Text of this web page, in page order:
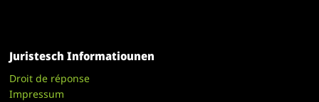
Juristesch Informatiounen
Droit de réponse
Impressum